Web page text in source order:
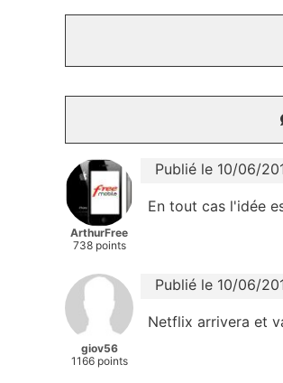
ArthurFree
738 points
Publié le 10/06/
En tout cas l'idée
giov56
1166 points
Publié le 10/06/
Netflix arrivera et